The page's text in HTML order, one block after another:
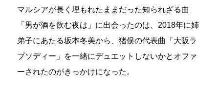
マルシアが長く埋もれたままだった知られざる曲
「男が酒を飲む夜は」に出会ったのは、2018年に姉
弟子にあたる坂本冬美から、猪俣の代表曲「大阪ラ
プソディー」を一緒にデュエットしないかとオファ
ーされたのがきっかけになった。